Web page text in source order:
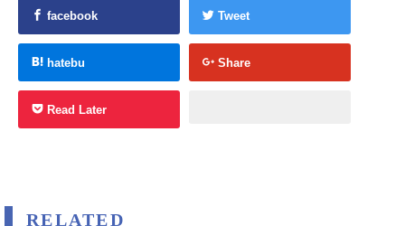
facebook Tweet
hatebu Share
Read Later
RELATED